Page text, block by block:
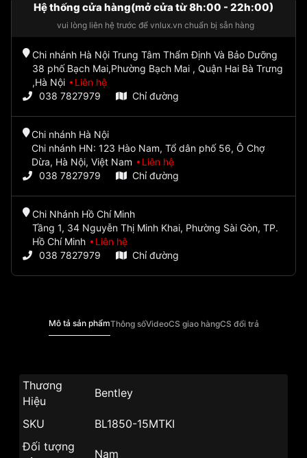
Hệ thống cửa hàng(mở cửa từ 8h:00 - 22h:00)
vui lòng liên hệ trước để vnlux.vn chuẩn bị sẵn hàng
Chi nhánh Hà Nội Trung Tâm Thẩm Định Và Bảo Dưỡng
38 phố Bạch Mai,Phường Bạch Mai , Quận Hai Bà Trưng
,Hà Nội
Liên hệ
038 7827979
Chỉ đường
Chi nhánh Hà Nội
Chi nhánh HN: 123 Hào Nam, Tổ dân phố 56, Ô Chợ
Dừa, Hà Nội, Việt Nam
Liên hệ
038 7827979
Chỉ đường
Chi Nhánh Hồ Chí Minh
Tầng 1, 34 Nguyễn Thị Minh Khai, Phường Sài Gòn, TP.
Hồ Chí Minh
Liên hệ
038 7827979
Chỉ đường
Mô tả sản phẩmThông sốVideoCS giao hàngCS đổi trả
Thương
Hiệu
Bentley
SKU
BL1850-15MTKI
Đối tượng
Nam